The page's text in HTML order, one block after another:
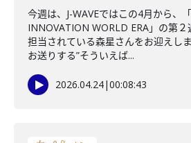
今週は、J-WAVEではこの4月から、
INNOVATION WORLD ERA」の第
担当されている森星さんをお迎えし
お送りする”そういえば...
2026.04.24|00:08:43